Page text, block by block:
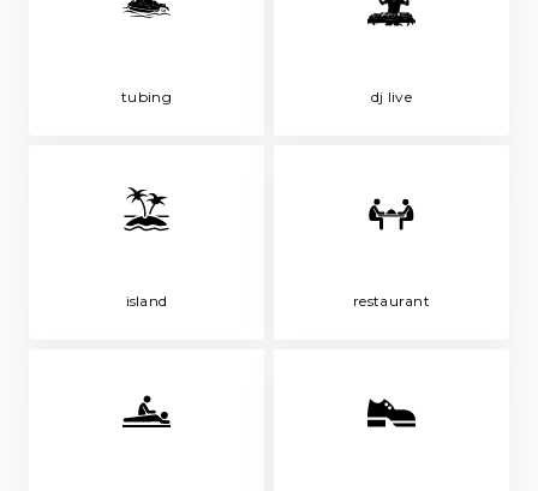
tubing dj live
island restaurant